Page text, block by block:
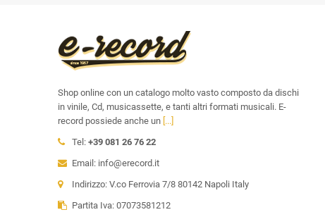
Shop online con un catalogo molto vasto composto da dischi
in vinile, Cd, musicassette, e tanti altri formati musicali. E-
record possiede anche un [...]
Tel: +39 081 26 76 22
Email: info@erecord.it
Indirizzo: V.co Ferrovia 7/8 80142 Napoli Italy
Partita Iva: 07073581212